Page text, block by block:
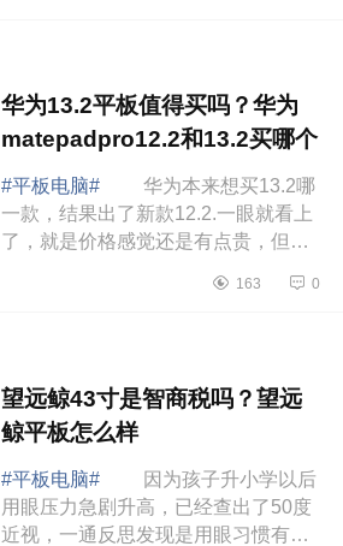
华为13.2平板值得买吗？华为
matepadpro12.2和13.2买哪个
#平板电脑#
华为本来想买13.2哪
一款，结果出了新款12.2.一眼就看上
了，就是价格感觉还是有点贵，但平
住，就入手了，现在看看，有的已经
163 0
望远鲸43寸是智商税吗？望远
鲸平板怎么样
#平板电脑#
因为孩子升小学以后
用眼压力急剧升高，已经查出了50度
近视，一通反思发现是用眼习惯有问